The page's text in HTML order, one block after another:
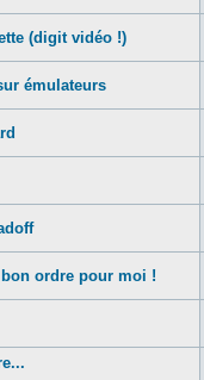
(digit vidéo !)
émulateurs
ordre pour moi !